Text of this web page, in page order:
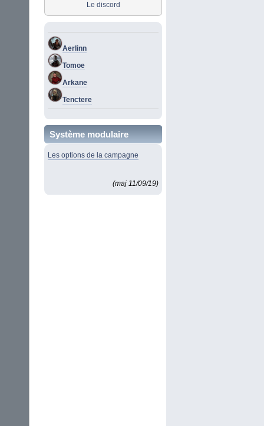
Le discord
Aerlinn
Tomoe
Arkane
Tenctere
Système modulaire
Les options de la campagne
(maj 11/09/19)